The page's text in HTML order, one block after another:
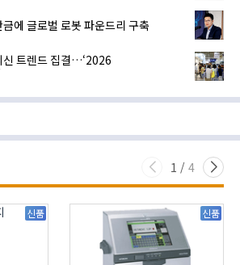
에 글로벌 로봇 파운드리 구축
신 트렌드 집결…‘2026
1 / 4
신품 신품